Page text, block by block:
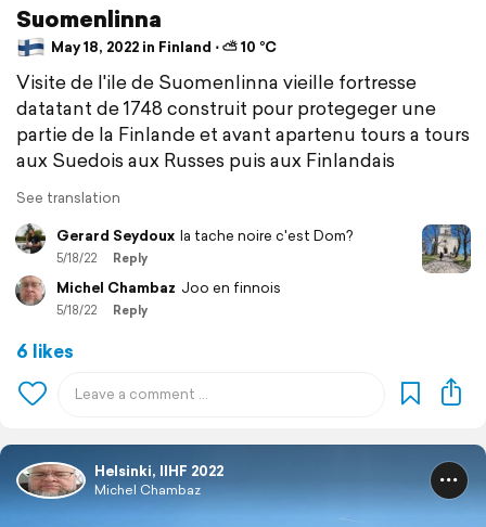
Suomenlinna
May 18, 2022 in Finland ⋅ ⛅ 10 °C
Visite de l'ile de Suomenlinna vieille fortresse
datatant de 1748 construit pour protegeger une
partie de la Finlande et avant apartenu tours a tours
aux Suedois aux Russes puis aux Finlandais
See translation
Gerard Seydoux la tache noire c'est Dom?
5/18/22 Reply
Michel Chambaz Joo en finnois
5/18/22 Reply
6 likes
Helsinki, IIHF 2022
Michel Chambaz